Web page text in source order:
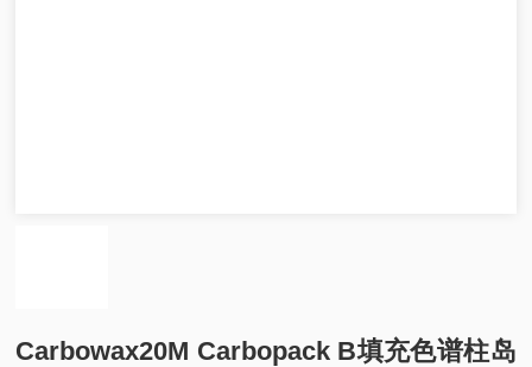
Carbowax20M Carbopack B填充色谱柱岛